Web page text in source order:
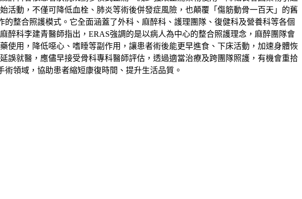
動，不僅可降低血栓、肺炎等術後併發症風險，也顛覆「傷筋動骨一百天」的舊
整合照護模式。它全面涵蓋了外科、麻醉科、護理團隊、復健科及營養科等各個
科李建青醫師指出，ERAS強調的是以病人為中心的整合照護理念，麻醉團隊會
用，降低噁心、嗜睡等副作用，讓患者術後能更早進食、下床活動，加速身體恢
就醫，應儘早接受骨科專科醫師評估，透過適當治療及跨團隊照護，有機會重拾
領域，協助患者縮短康復時間、提升生活品質。